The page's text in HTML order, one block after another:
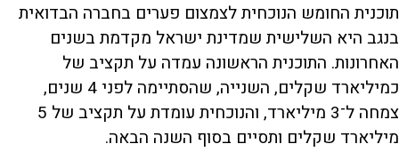
תוכנית החומש הנוכחית לצמצום פערים בחברה הבדואית
בנגב היא השלישית שמדינת ישראל מקדמת בשנים
האחרונות. התוכנית הראשונה עמדה על תקציב של
כמיליארד שקלים, השנייה, שהסתיימה לפני 4 שנים,
צמחה ל־3 מיליארד, והנוכחית עומדת על תקציב של 5
מיליארד שקלים ותסיים בסוף השנה הבאה.